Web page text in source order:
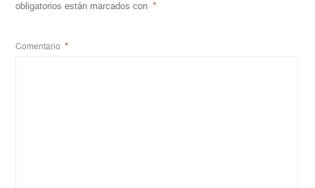
obligatorios están marcados con
*
Comentario *